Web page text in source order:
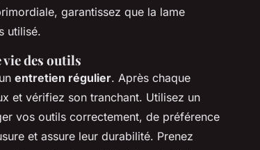
garantissez que la lame
utilisé.
des outils
entretien régulier. Après chaque
et vérifiez son tranchant. Utilisez un
vos outils correctement, de préférence
et assure leur durabilité. Prenez